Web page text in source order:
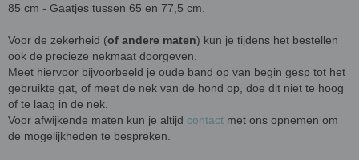
85 cm - Gaatjes tussen 65 en 77,5 cm.
Voor de zekerheid (of andere maten) kun je tijdens het bestellen
ook de precieze nekmaat doorgeven.
Meet hiervoor bijvoorbeeld je oude band op van begin gesp tot het
gebruikte gat, of meet de nek van de hond op, doe dit niet te hoog
of te laag in de nek.
Voor afwijkende maten kun je altijd contact met ons opnemen om
de mogelijkheden te bespreken.